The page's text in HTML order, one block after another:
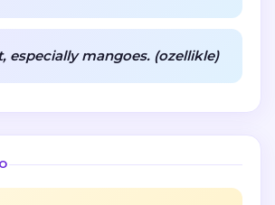
especially mangoes. (ozellikle)